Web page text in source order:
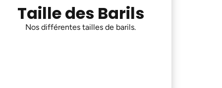
Taille des Barils
Nos différentes tailles de barils.